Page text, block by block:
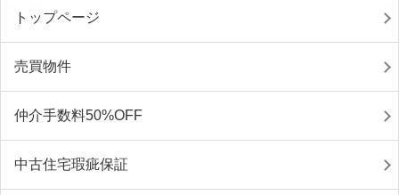
トップページ
売買物件
仲介手数料50%OFF
中古住宅瑕疵保証